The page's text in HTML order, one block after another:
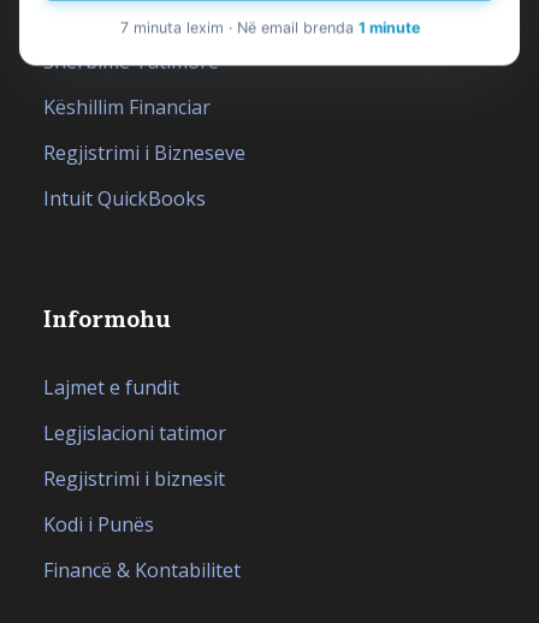
Shërbime Kontabiliteti
Shërbime Tatimore
Këshillim Financiar
Regjistrimi i Bizneseve
Intuit QuickBooks
Informohu
Lajmet e fundit
Legjislacioni tatimor
Regjistrimi i biznesit
Kodi i Punës
Financë & Kontabilitet
7 minuta lexim · Në email brenda 1 minute